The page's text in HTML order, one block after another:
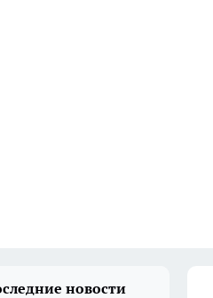
новости